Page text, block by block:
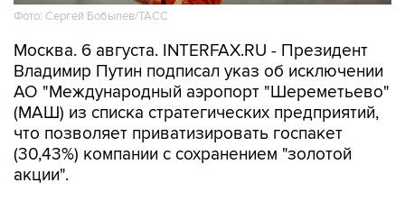
Фото: Сергей Бобылев/ТАСС
Москва. 6 августа. INTERFAX.RU - Президент
Владимир Путин подписал указ об исключении
АО "Международный аэропорт "Шереметьево"
(МАШ) из списка стратегических предприятий,
что позволяет приватизировать госпакет
(30,43%) компании с сохранением "золотой
акции".